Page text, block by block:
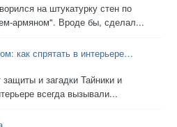
на штукатурку стен по
армяном". Вроде бы, сделал...
как спрятать в интерьере
и невидимые зоны
и загадки Тайники и
всегда вызывали...